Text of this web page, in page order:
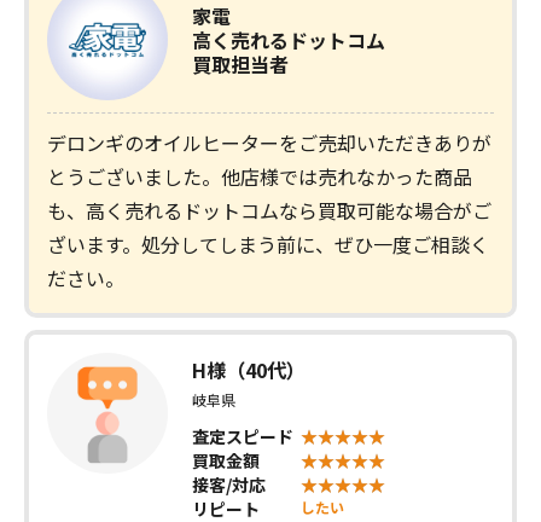
家電
高く売れるドットコム
買取担当者
デロンギのオイルヒーターをご売却いただきありが
とうございました。他店様では売れなかった商品
も、高く売れるドットコムなら買取可能な場合がご
ざいます。処分してしまう前に、ぜひ一度ご相談く
ださい。
H様（40代）
岐阜県
査定スピード
買取金額
接客/対応
リピート
したい